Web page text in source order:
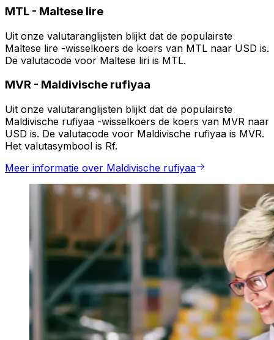
MTL - Maltese lire
Uit onze valutaranglijsten blijkt dat de populairste
Maltese lire -wisselkoers de koers van MTL naar USD is.
De valutacode voor Maltese liri is MTL.
MVR - Maldivische rufiyaa
Uit onze valutaranglijsten blijkt dat de populairste
Maldivische rufiyaa -wisselkoers de koers van MVR naar
USD is. De valutacode voor Maldivische rufiyaa is MVR.
Het valutasymbool is Rf.
Meer informatie over Maldivische rufiyaa